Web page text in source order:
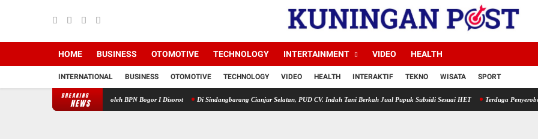
HOME BUSINESS OTOMOTIVE TECHNOLOGY INTERTAINMENT VIDEO HEALTH
INTERNATIONAL BUSINESS OTOMOTIVE TECHNOLOGY VIDEO HEALTH INTERAKTIF TEKNO WISATA SPORT
BREAKING
NEWS
HGB PT BSS oleh BPN Bogor I Disorot Di Sindangbarang Cianjur Selatan, PUD CV. Indah Tani Berkah Jual Pupuk Subsidi Sesuai HET Terduga Penyerobotan,